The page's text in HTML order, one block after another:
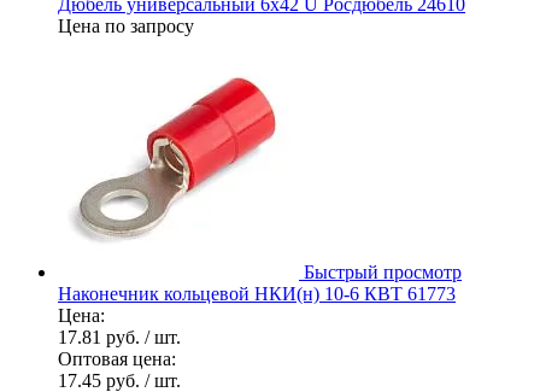
Цена по запросу
Быстрый просмотр
Наконечник кольцевой НКИ(н) 10-6 КВТ 61773
Цена:
17.81 руб. / шт.
Оптовая цена:
17.45 руб. / шт.